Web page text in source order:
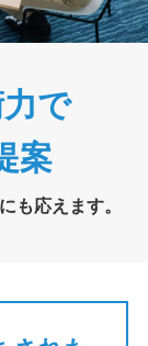
で
案
も応えます。